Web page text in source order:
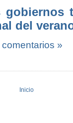
gobiernos
del
comentarios »
Inicio